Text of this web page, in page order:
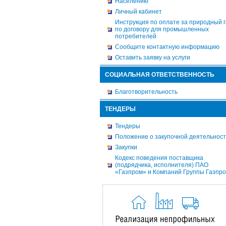
Личный кабинет
Инструкция по оплате за природный
по договору для промышленных
потребителей
Сообщите контактную информацию
Оставить заявку на услуги
СОЦИАЛЬНАЯ ОТВЕТСТВЕННОСТЬ
Благотворительность
ТЕНДЕРЫ
Тендеры
Положение о закупочной
Закупки
Кодекс поведения поставщика
(подрядчика, исполнителя) ПАО
«Газпром» и Компаний Группы